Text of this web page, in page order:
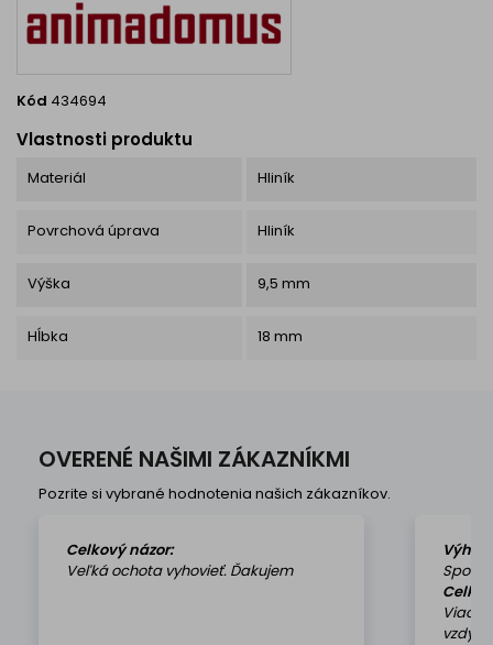
Kód 434694
Vlastnosti produktu
Materiál Hliník
Povrchová úprava Hliník
Výška 9,5 mm
Hĺbka 18 mm
OVERENÉ NAŠIMI ZÁKAZNÍKMI
Pozrite si vybrané hodnotenia našich zákazníkov.
Celkový názor:
Veľká ochota vyhovieť. Ďakujem
vzdy k